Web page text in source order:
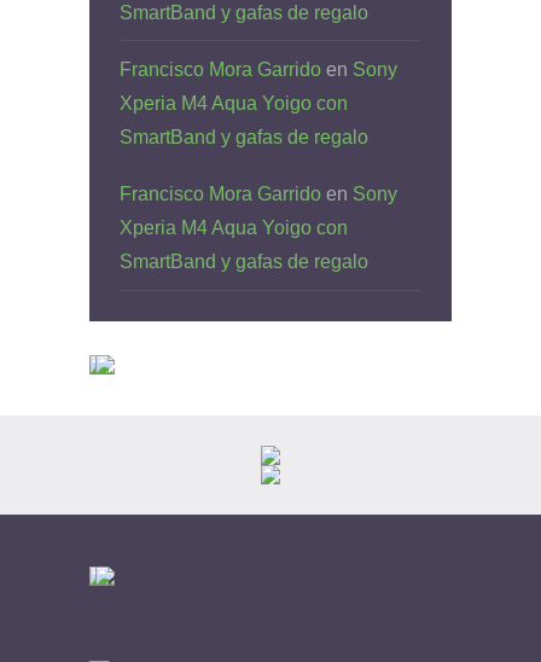
SmartBand y gafas de regalo
Francisco Mora Garrido en Sony
Xperia M4 Aqua Yoigo con
SmartBand y gafas de regalo
Francisco Mora Garrido en Sony
Xperia M4 Aqua Yoigo con
SmartBand y gafas de regalo